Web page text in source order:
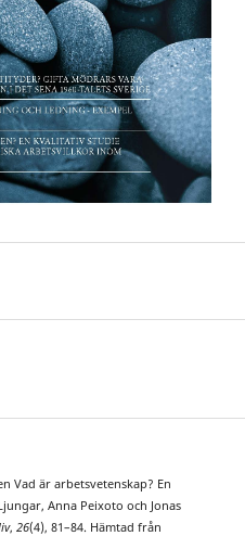
Vad är arbetsvetenskap? En
Anna Peixoto och Jonas
, 26(4), 81–84. Hämtad från